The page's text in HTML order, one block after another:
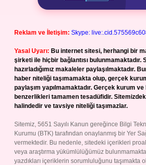
Reklam ve İletişim: Skype:
Yasal Uyarı: Bu internet sitesi, herhangi bir
şirketi ile hiçbir bağlantısı bulunmamaktadır.
hazırladığımız makaleler paylaşılmaktadır.
haber niteliği taşımamakta olup, gerçek
paylaşım yapılmamaktadır. Gerçek kurum
benzerlikleri tamamen tesadüfidir.
halindedir ve tavsiye niteliği taşımazlar.
Sitemiz, 5651 Sayılı Kanun gereğince Bilgi
Kurumu (BTK) tarafından onaylanmış bir Yer
vermektedir. Bu nedenle, sitedeki içerikleri
veya araştırma yükümlülüğümüz
yazdıkları içeriklerin sorumluluğunu taşımakta